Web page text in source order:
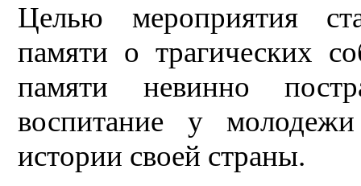
Целью мероприятия
памяти о трагических
памяти невинно
воспитание у
истории своей страны.